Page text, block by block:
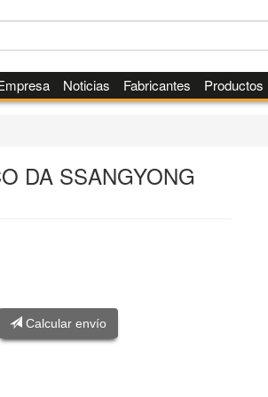
Noticias Fabricantes Productos
DA SSANGYONG
Calcular envío